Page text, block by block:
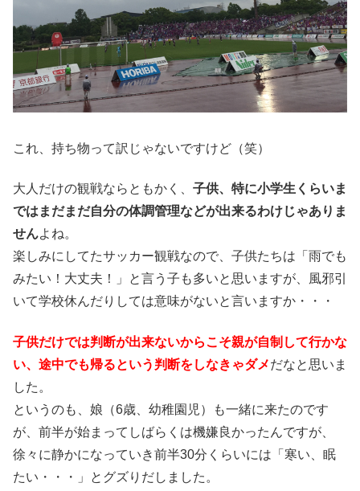
これ、持ち物って訳じゃないですけど（笑）
大人だけの観戦ならともかく、 子供、特に小学生くらいま
ではまだまだ自分の体調管理などが出来るわけじゃありま
せんよね。
楽しみにしてたサッカー観戦なので、子供たちは「雨でも
みたい！大丈夫！」と言う子も多いと思いますが、風邪引
いて学校休んだりしては意味がないと言いますか・・・
子供だけでは判断が出来ないからこそ親が自制して行かな
い、途中でも帰るという判断をしなきゃダメだなと思いま
した。
というのも、娘（6歳、幼稚園児）も一緒に来たのです
が、前半が始まってしばらくは機嫌良かったんですが、
徐々に静かになっていき前半30分くらいには「寒い、眠
たい・・・」とグズりだしました。